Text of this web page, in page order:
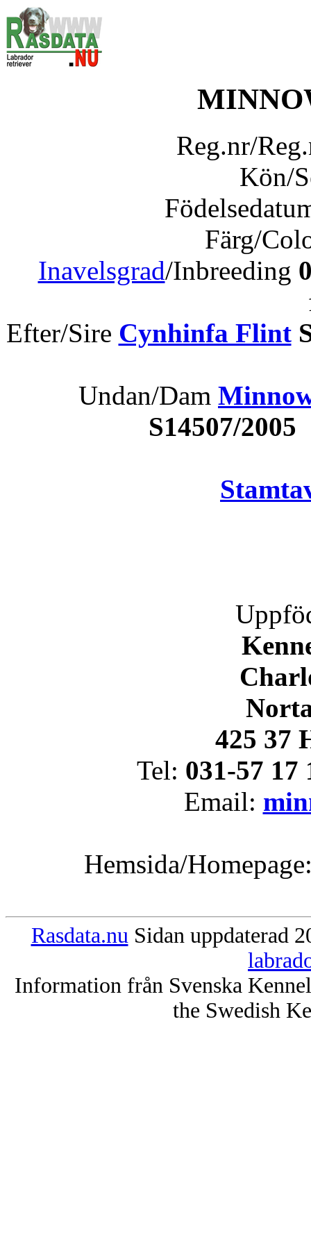
Reg.nr/
Kön/
Färg/
Inavelsgrad/Inbreeding
Efter/Sire Cynhinfa Flint
Undan/Dam
S14507/
425 37
Tel: 031-57 17
Email:
Hemsida/
Rasdata.nu Sidan uppdaterad
Information från Svenska
the Swedish